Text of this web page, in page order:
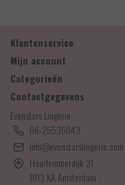
Klantenservice
Mijn account
Categorieën
Contactgegevens
Evenstars Lingerie
06-25536043
info@evenstarslingerie.com
Haarlemmerdijk 21
1013 KA Amsterdam